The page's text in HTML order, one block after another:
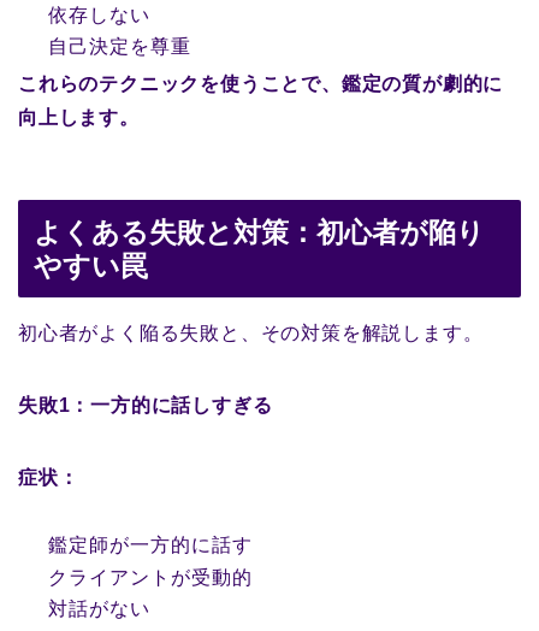
依存しない
自己決定を尊重
これらのテクニックを使うことで、鑑定の質が劇的に
向上します。
よくある失敗と対策：初心者が陥り
やすい罠
初心者がよく陥る失敗と、その対策を解説します。
失敗1：一方的に話しすぎる
症状：
鑑定師が一方的に話す
クライアントが受動的
対話がない